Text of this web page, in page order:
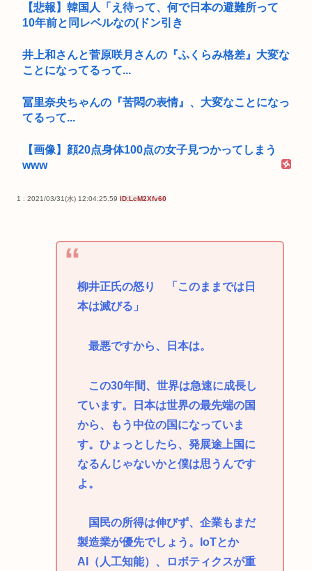
【悲報】韓国人「え待って、何で日本の避難所って
10年前と同レベルなの(ドン引き
井上和さんと菅原咲月さんの『ふくらみ格差』大変な
ことになってるって...
冨里奈央ちゃんの『苦悶の表情』、大変なことになっ
てるって...
【画像】顔20点身体100点の女子見つかってしまう
www
1 : 2021/03/31(水) 12:04:25.59 ID:LcM2Xfv60
柳井正氏の怒り 「このままでは日
本は滅びる」
最悪ですから、日本は。
この30年間、世界は急速に成長し
ています。日本は世界の最先端の国
から、もう中位の国になっていま
す。ひょっとしたら、発展途上国に
なるんじゃないかと僕は思うんです
よ。
国民の所得は伸びず、企業もまだ
製造業が優先でしょう。IoTとか
AI（人工知能）、ロボティクスが重